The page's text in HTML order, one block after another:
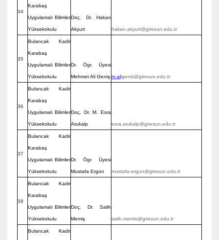
34
Karabaş
Uygulamalı Bilimler
Yüksekokulu
Doç. Dr. Hakan
Akyurt hakan.akyurt@giresun.edu.tr
35
Bulancak Kadir
Karabaş
Uygulamalı Bilimler
Yüksekokulu
Dr. Ögr. Üyesi
Mehmet Ali Geniş m.aligenis@giresun.edu.tr
36
Bulancak Kadir
Karabaş
Uygulamalı Bilimler
Yüksekokulu
Doç. Dr. M. Esra
Atukalp esra.atukalp@giresun.edu.tr
37
Bulancak Kadir
Karabaş
Uygulamalı Bilimler
Yüksekokulu
Dr. Ögr. Üyesi
Mustafa Ergün mustafa.ergun@giresun.edu.tr
38
Bulancak Kadir
Karabaş
Uygulamalı Bilimler
Yüksekokulu
Doç. Dr. Salih
Memiş salih.memis@giresun.edu.tr
Bulancak Kadir